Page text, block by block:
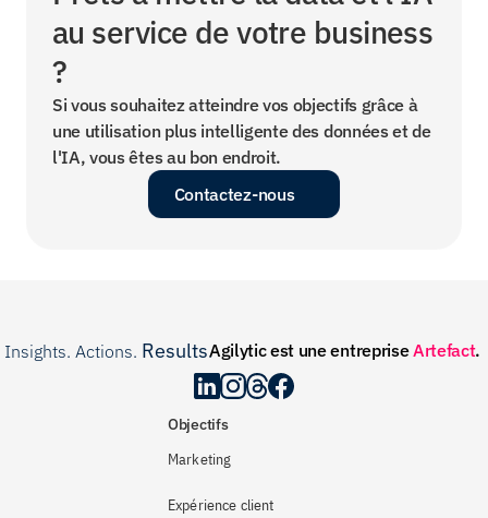
au service de votre business
?
Si vous souhaitez atteindre vos objectifs grâce à
une utilisation plus intelligente des données et de
l'IA, vous êtes au bon endroit.
Contactez-nous
Insights. Actions. Results.Agilytic est une entreprise Artefact.
Objectifs
Marketing
Expérience client